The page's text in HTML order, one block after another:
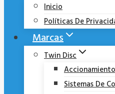
Inicio
Políticas De
Marcas
Twin Disc
Sistemas De